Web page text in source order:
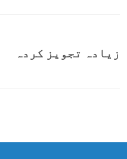
زیادہ تجویز کردہ